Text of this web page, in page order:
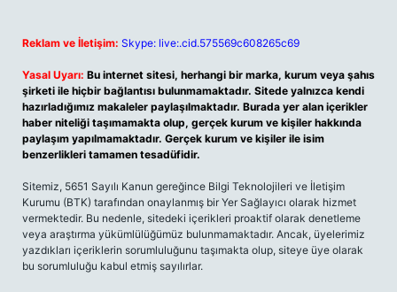
Reklam ve İletişim: Skype: live:.cid.575569c608265c69
Yasal Uyarı: Bu internet sitesi, herhangi bir marka, kurum veya şahıs
şirketi ile hiçbir bağlantısı bulunmamaktadır. Sitede yalnızca kendi
hazırladığımız makaleler paylaşılmaktadır. Burada yer alan içerikler
haber niteliği taşımamakta olup, gerçek kurum ve kişiler hakkında
paylaşım yapılmamaktadır. Gerçek kurum ve kişiler ile isim
benzerlikleri tamamen tesadüfidir.
Sitemiz, 5651 Sayılı Kanun gereğince Bilgi Teknolojileri ve İletişim
Kurumu (BTK) tarafından onaylanmış bir Yer Sağlayıcı olarak hizmet
vermektedir. Bu nedenle, sitedeki içerikleri proaktif olarak denetleme
veya araştırma yükümlülüğümüz bulunmamaktadır. Ancak, üyelerimiz
yazdıkları içeriklerin sorumluluğunu taşımakta olup, siteye üye olarak
bu sorumluluğu kabul etmiş sayılırlar.